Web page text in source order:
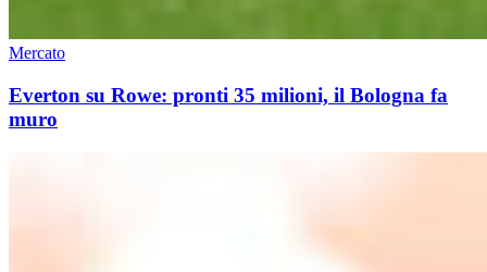
Mercato
Everton su Rowe: pronti 35 milioni, il Bologna fa
muro